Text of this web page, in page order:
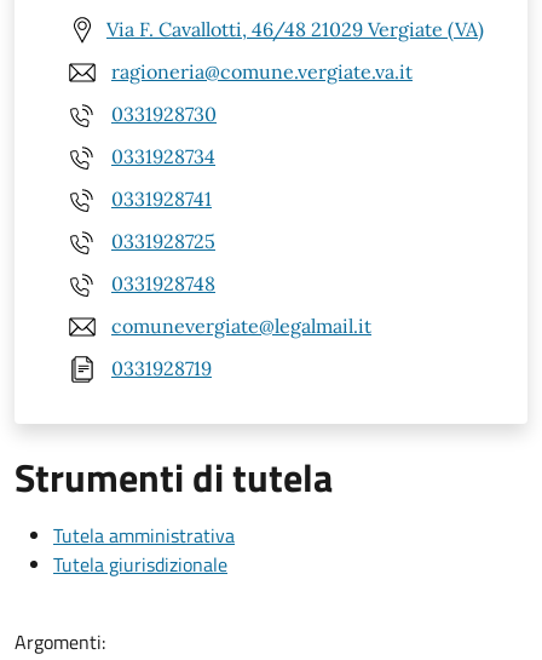
Via F. Cavallotti, 46/48 21029 Vergiate (VA)
ragioneria@comune.vergiate.va.it
0331928730
0331928734
0331928741
0331928725
0331928748
comunevergiate@legalmail.it
0331928719
Strumenti di tutela
Tutela amministrativa
Tutela giurisdizionale
Argomenti: